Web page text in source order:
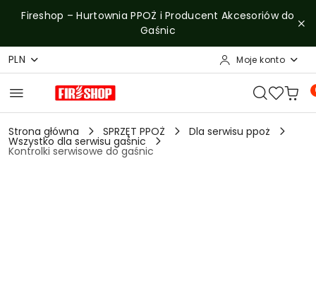
Przejdź do treści głównej
Przejdź do wyszukiwarki
Przejdź do moje konto
Przejdź do menu głównego
Przejdź do opisu produktu
Przejdź do stopki
Fireshop – Hurtownia PPOŻ i Producent Akcesoriów do
Gaśnic
PLN Moje konto
Strona główna SPRZĘT PPOŻ Dla serwisu ppoż
Wszystko dla serwisu gaśnic
Kontrolki serwisowe do gaśnic